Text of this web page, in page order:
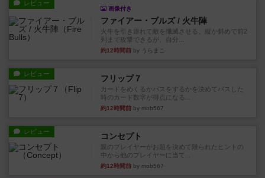
レビュー
画像付き
ファイアー・ブルズ / 火牛陣
火牛を引き連れて敵を殲滅させる。縦か斜めで前2
列まで攻撃できるが、自分...
約12時間前 by うらまこ
レビュー フリップ７
カードをめくるかパスをするかを決めてパスした
時のカード数字が得点になる...
約12時間前 by mob567
レビュー コンセプト
親のプレイヤーがお題を決めて限られたヒントの
中から他のプレイヤーに当て...
約12時間前 by mob567